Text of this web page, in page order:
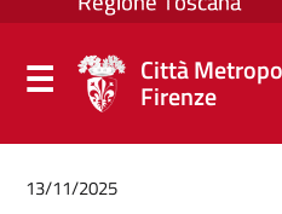
Città
Firenze
13/11/2025